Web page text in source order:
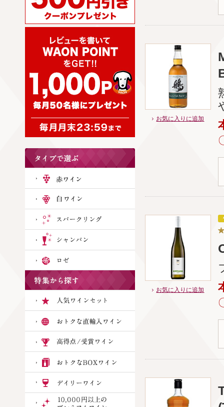
お気に入りに追加
お気に入りに追加